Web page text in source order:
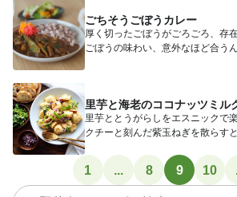
ごちそうごぼうカレー
厚く切ったごぼうがごろごろ、存
里芋と海老のココナッツミル
里芋ととうがらしをエスニックで
クチーと刻んだ紫玉ねぎを散らす
楽しめ...
1 ... 8 9 10